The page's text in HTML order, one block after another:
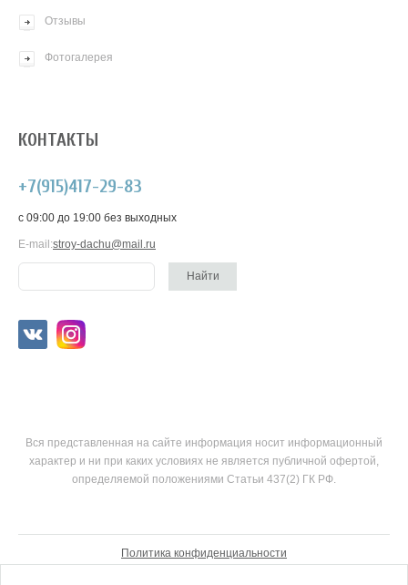
Отзывы
Фотогалерея
КОНТАКТЫ
+7(915)417-29-83
c 09:00 до 19:00 без выходных
E-mail:stroy-dachu@mail.ru
Вся представленная на сайте информация носит информационный
характер и ни при каких условиях не является публичной офертой,
определяемой положениями Статьи 437(2) ГК РФ.
Политика конфиденциальности